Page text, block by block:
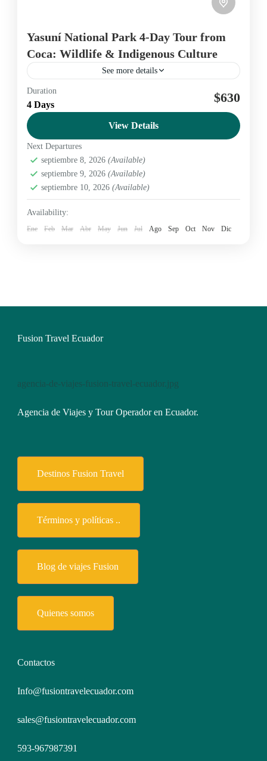
Yasuní National Park 4-Day Tour from
Coca: Wildlife & Indigenous Culture
See more details
Amazon
Medium
2 People
Duration
4 Days $630
View Details
Next Departures
septiembre 8, 2026 (Available)
septiembre 9, 2026 (Available)
septiembre 10, 2026 (Available)
Availability:
Ene Feb Mar Abr May Jun Jul Ago Sep Oct Nov Dic
Fusion Travel Ecuador
agencia-de-viajes-fusion-travel-ecuador.jpg
Agencia de Viajes y Tour Operador en Ecuador.
Destinos Fusion Travel
Términos y políticas ..
Blog de viajes Fusion
Quienes somos
Contactos
Info@fusiontravelecuador.com
sales@fusiontravelecuador.com
593-967987391